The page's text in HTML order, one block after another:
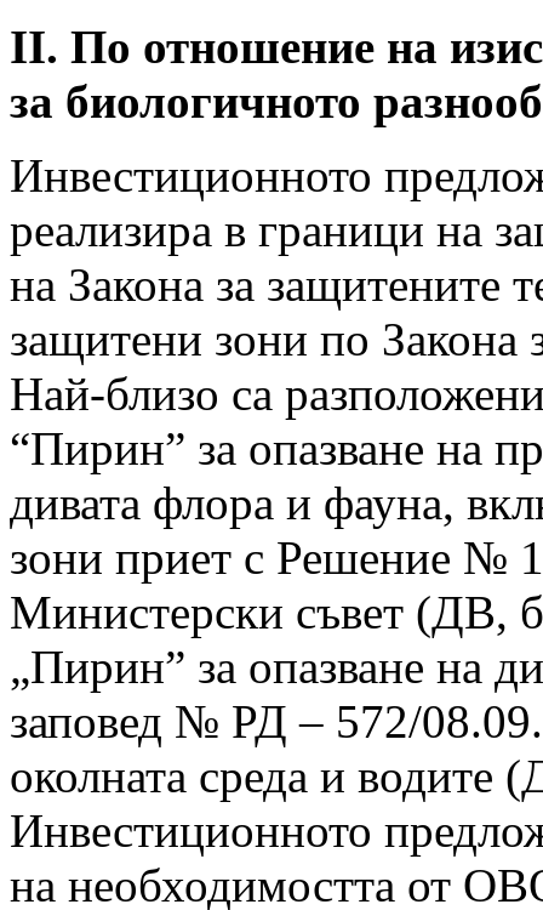
ІІ. По отношение на
за биологичното
Инвестиционното
реализира в граници на
на Закона за защитените
защитени зони по Закона
Най-близо са
“Пирин” за опазване на
дивата флора и фауна,
зони приет с Решение №
Министерски съвет (ДВ,
„Пирин” за опазване на
заповед № РД – 572/
околната среда и водите
Инвестиционното
на необходимостта от